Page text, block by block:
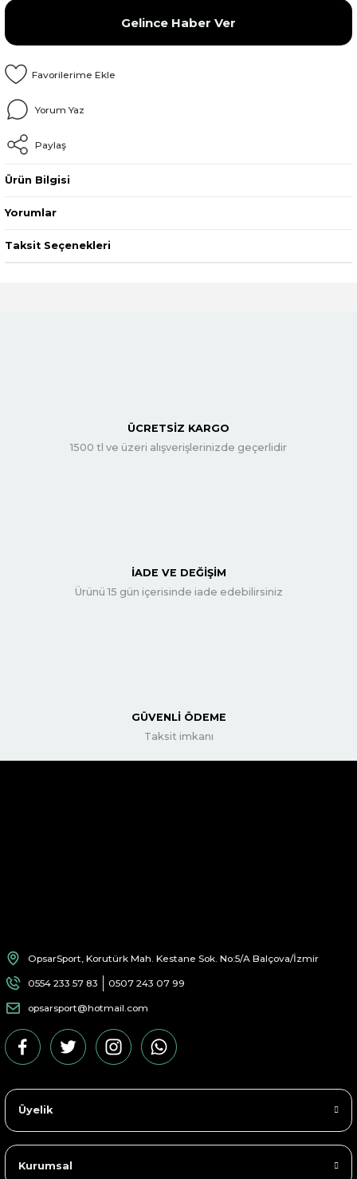
Gelince Haber Ver
Yorum Yaz
Paylaş
Ürün Bilgisi
Yorumlar
Taksit Seçenekleri
ÜCRETSİZ KARGO
1500 tl ve üzeri alışverişlerinizde geçerlidir
İADE VE DEĞİŞİM
Ürünü 15 gün içerisinde iade edebilirsiniz
GÜVENLİ ÖDEME
Taksit imkanı
OpsarSport, Korutürk Mah. Kestane Sok. No:5/A Balçova/İzmir
0554 233 57 83 0507 243 07 99
opsarsport@hotmail.com
Üyelik
Kurumsal